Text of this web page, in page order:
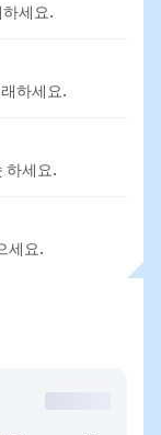
세요.
하세요.
하세요.
세요.